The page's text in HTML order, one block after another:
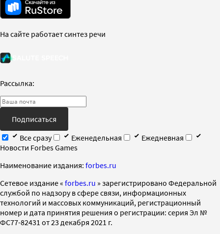
На сайте работает синтез речи
Рассылка:
Подписаться
Все сразу
Еженедельная
Ежедневная
Новости Forbes Games
Наименование издания: forbes.ru
Cетевое издание « forbes.ru » зарегистрировано Федеральной
службой по надзору в сфере связи, информационных
технологий и массовых коммуникаций, регистрационный
номер и дата принятия решения о регистрации: серия Эл №
ФС77-82431 от 23 декабря 2021 г.